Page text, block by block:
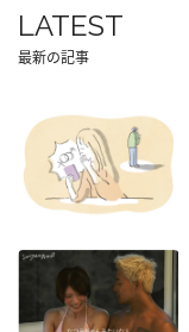
LATEST
最新の記事